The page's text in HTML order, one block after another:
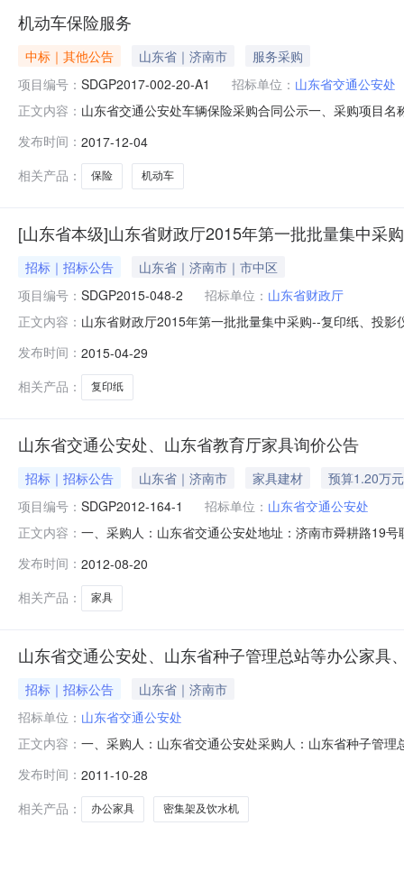
机动车保险服务
中标｜其他公告 山东省｜济南市
服务采购
项目编号： SDGP2017-002-20-A1 招标单位： 山东省交通公安处
正文内容： 山东省交通公安处车辆保险采购合同公示一、采购项目
系人：庄新玲联系方式：856931562、代理机构：山东
发布时间： 2017-12-04
相关产品：
保险 机动车
[山东省本级]山东省财政厅2015年第一批批量集中采
招标｜招标公告
山东省｜济南市｜市中区
项目编号： SDGP2015-048-2 招标单位： 山东省财政厅
正文内容： 山东省财政厅2015年第一批批量集中采购--复印纸、投
购--复印纸、投影仪项目编号：SDGP2015-048-2五、采
发布时间： 2015-04-29
相关产品：
复印纸
山东省交通公安处、山东省教育厅家具询价公告
招标｜招标公告 山东省｜济南市 家具建材
预算1.20万元
项目编号： SDGP2012-164-1 招标单位： 山东省交通公安处
正文内容： 一、采购人：山东省交通公安处地址：济南市舜耕路19
称：家具项目编号：SDGP2012-164-1五、采购货物和
发布时间： 2012-08-20
相关产品：
家具
山东省交通公安处、山东省种子管理总站等办公家具
招标｜招标公告
山东省｜济南市
招标单位： 山东省交通公安处
正文内容： 一、采购人：山东省交通公安处采购人：山东省种子管
公家具、密集架及饮水机、SDGP2011-247五、采购货
发布时间： 2011-10-28
相关产品：
办公家具 密集架及饮水机